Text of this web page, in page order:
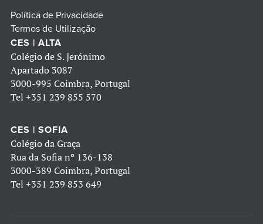
Política de Privacidade
Termos de Utilização
CES | ALTA
Colégio de S. Jerónimo
Apartado 3087
3000-995 Coimbra, Portugal
Tel +351 239 855 570
CES | SOFIA
Colégio da Graça
Rua da Sofia nº 136-138
3000-389 Coimbra, Portugal
Tel +351 239 853 649